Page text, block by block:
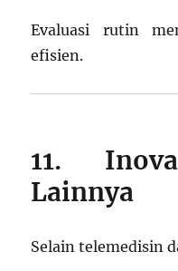
Evaluasi rutin
efisien.
11.
Lainnya
Selain telemedisin